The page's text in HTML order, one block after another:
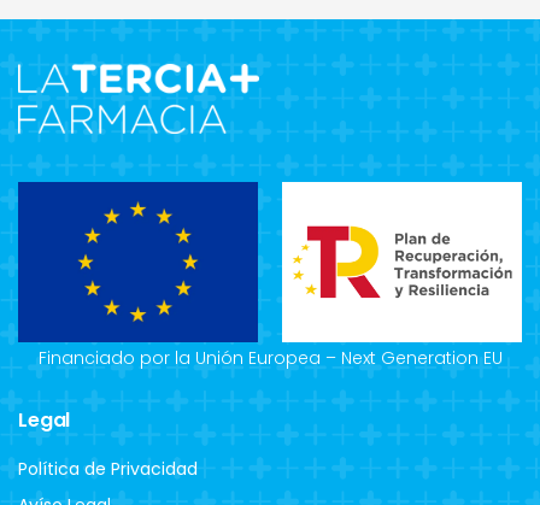
Financiado por la Unión Europea – Next Generation EU
Legal
Política de Privacidad